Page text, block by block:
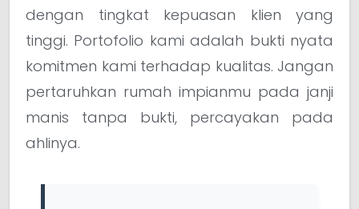
dengan tingkat kepuasan klien yang
tinggi. Portofolio kami adalah bukti nyata
komitmen kami terhadap kualitas. Jangan
pertaruhkan rumah impianmu pada janji
manis tanpa bukti, percayakan pada
ahlinya.